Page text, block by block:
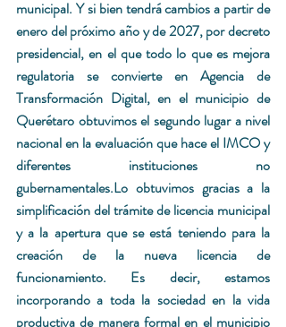
municipal. Y si bien tendrá cambios a partir de
enero del próximo año y de 2027, por decreto
presidencial, en el que todo lo que es mejora
regulatoria se convierte en Agencia de
Transformación Digital, en el municipio de
Querétaro obtuvimos el segundo lugar a nivel
nacional en la evaluación que hace el IMCO y
diferentes instituciones no
gubernamentales.Lo obtuvimos gracias a la
simplificación del trámite de licencia municipal
y a la apertura que se está teniendo para la
creación de la nueva licencia de
funcionamiento. Es decir, estamos
incorporando a toda la sociedad en la vida
productiva de manera formal en el municipio